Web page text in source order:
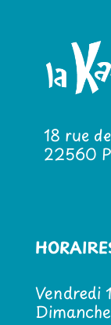
18 rue
22560
Vendredi